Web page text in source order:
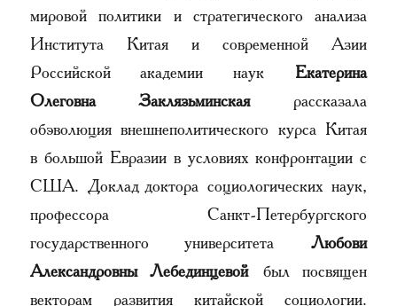
мировой политики и стратегического анализа
Института Китая и современной Азии
Российской академии наук Екатерина
Олеговна Заклязьминская рассказала
обэволюция внешнеполитического курса Китая
в большой Евразии в условиях конфронтации с
США. Доклад доктора социологических наук,
профессора Санкт-Петербургского
государственного университета Любови
Александровны Лебединцевойбыл посвящен
векторам развития китайской социологии.